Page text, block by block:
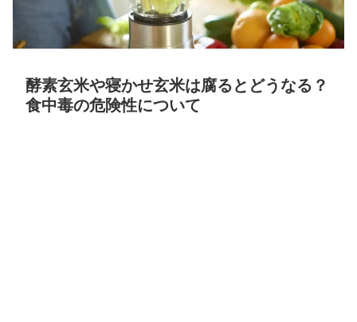
酵素玄米や寝かせ玄米は腐るとどうなる？
食中毒の危険性について